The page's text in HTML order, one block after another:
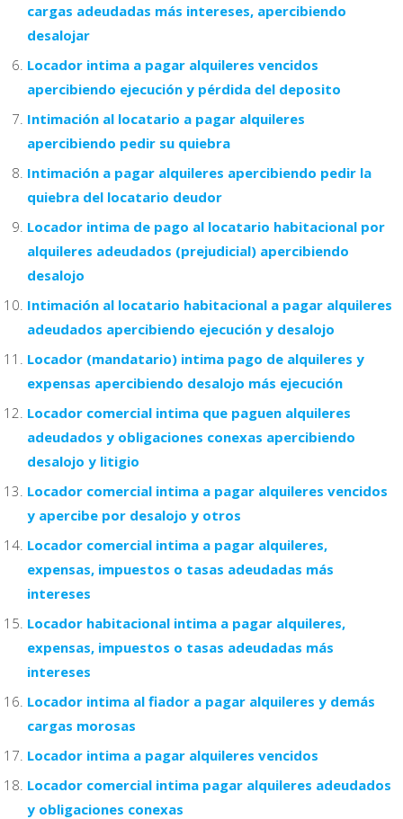
cargas adeudadas más intereses, apercibiendo
desalojar
Locador intima a pagar alquileres vencidos
apercibiendo ejecución y pérdida del deposito
Intimación al locatario a pagar alquileres
apercibiendo pedir su quiebra
Intimación a pagar alquileres apercibiendo pedir la
quiebra del locatario deudor
Locador intima de pago al locatario habitacional por
alquileres adeudados (prejudicial) apercibiendo
desalojo
Intimación al locatario habitacional a pagar alquileres
adeudados apercibiendo ejecución y desalojo
Locador (mandatario) intima pago de alquileres y
expensas apercibiendo desalojo más ejecución
Locador comercial intima que paguen alquileres
adeudados y obligaciones conexas apercibiendo
desalojo y litigio
Locador comercial intima a pagar alquileres vencidos
y apercibe por desalojo y otros
Locador comercial intima a pagar alquileres,
expensas, impuestos o tasas adeudadas más
intereses
Locador habitacional intima a pagar alquileres,
expensas, impuestos o tasas adeudadas más
intereses
Locador intima al fiador a pagar alquileres y demás
cargas morosas
Locador intima a pagar alquileres vencidos
Locador comercial intima pagar alquileres adeudados
y obligaciones conexas